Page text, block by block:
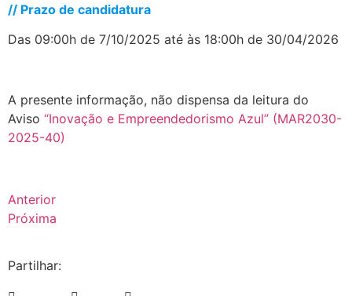
// Prazo de candidatura
Das 09:00h de 7/10/2025 até às 18:00h de 30/04/2026
A presente informação, não dispensa da leitura do
Aviso “Inovação e Empreendedorismo Azul” (MAR2030-
2025-40)
Anterior
Próxima
Partilhar: